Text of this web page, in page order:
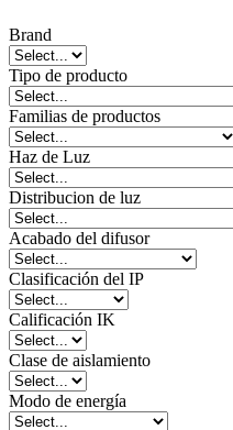
Brand
Tipo de producto
Familias de productos
Haz de Luz
Distribucion de luz
Acabado del difusor
Clasificación del IP
Calificación IK
Clase de aislamiento
Modo de energía